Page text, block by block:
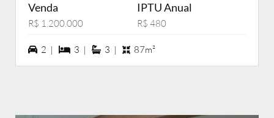
Venda
R$ 1.200.000
IPTU Anual
R$ 480
2 vagas na garagem
2 | 3 dormiórios
3 | 3 suítes
3 | 87m²